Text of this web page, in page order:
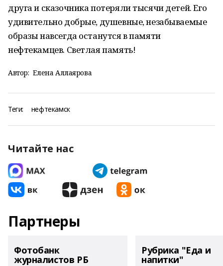
друга и сказочника потеряли тысячи детей. Его
удивительно добрые, душевные, незабываемые
образы навсегда останутся в памяти
нефтекамцев. Светлая память!
Автор: Елена Аллаярова
Теги: нефтекамск
Читайте нас
Партнеры
Фотобанк
журналистов РБ
Рубрика "Еда и
напитки"